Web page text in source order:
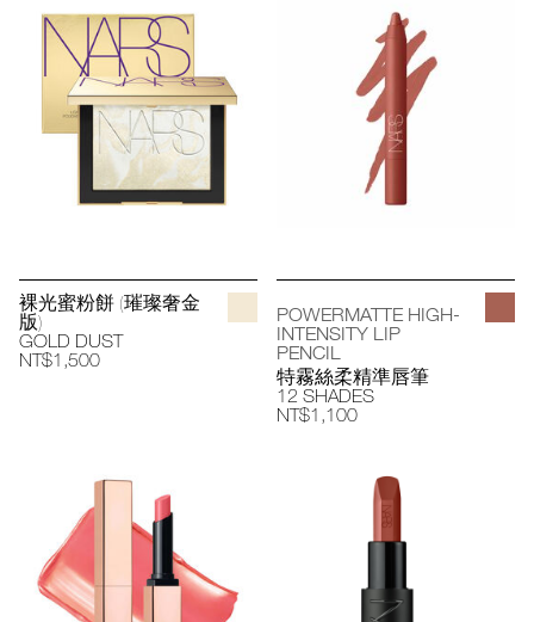
裸光蜜粉餅 (璀璨奢金
版)
GOLD DUST
NT$1,500
POWERMATTE HIGH-
INTENSITY LIP
PENCIL
特霧絲柔精準唇筆
12 SHADES
NT$1,100